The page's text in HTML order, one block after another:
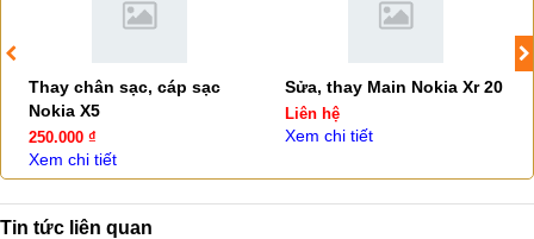
Thay chân sạc, cáp sạc
Nokia X5
250.000 ₫
Xem chi tiết
Sửa, thay Main Nokia Xr 20
Liên hệ
Xem chi tiết
Tin tức liên quan